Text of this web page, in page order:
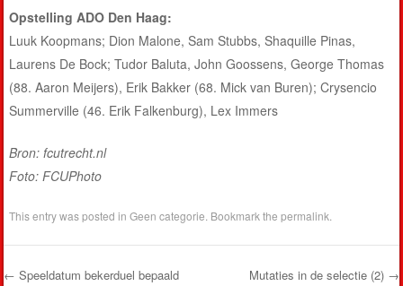
Opstelling ADO Den Haag:
Luuk Koopmans; Dion Malone, Sam Stubbs, Shaquille Pinas,
Laurens De Bock; Tudor Baluta, John Goossens, George Thomas
(88. Aaron Meijers), Erik Bakker (68. Mick van Buren); Crysencio
Summerville (46. Erik Falkenburg), Lex Immers
Bron: fcutrecht.nl
Foto: FCUPhoto
This entry was posted inGeen categorie . Bookmark thepermalink
← Speeldatum bekerduel bepaald Mutaties in de selectie (2) →